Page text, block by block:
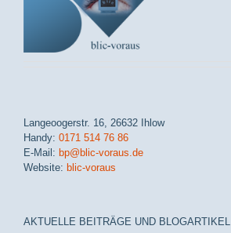
Langeoogerstr. 16, 26632 Ihlow
Handy: 0171 514 76 86
E-Mail: bp@blic-voraus.de
Website: blic-voraus
AKTUELLE BEITRÄGE UND BLOGARTIKEL